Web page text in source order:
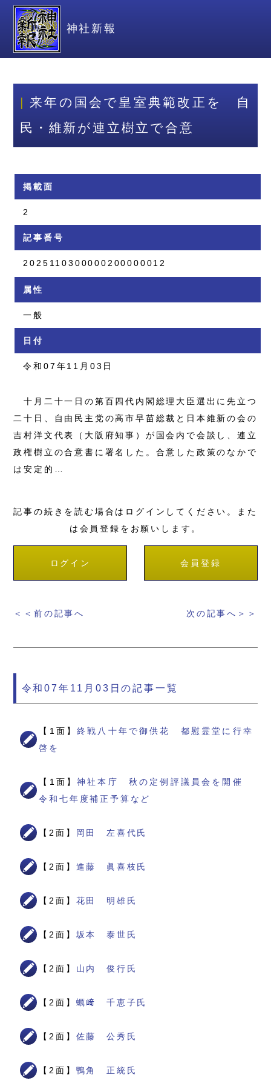
神社新報
来年の国会で皇室典範改正を 自
民・維新が連立樹立で合意
掲載面
2
記事番号
2025110300000200000012
属性
一般
日付
令和07年11月03日
十月二十一日の第百四代内閣総理大臣選出に先立つ
二十日、自由民主党の高市早苗総裁と日本維新の会の
吉村洋文代表（大阪府知事）が国会内で会談し、連立
政権樹立の合意書に署名した。合意した政策のなかで
は安定的…
記事の続きを読む場合はログインしてください。また
は会員登録をお願いします。
ログイン 会員登録
＜＜前の記事へ 次の記事へ＞＞
令和07年11月03日の記事一覧
【1面】終戦八十年で御供花 都慰霊堂に行幸
啓を
【1面】神社本庁 秋の定例評議員会を開催
令和七年度補正予算など
【2面】 岡田 左喜代氏
【2面】 進藤 眞喜枝氏
【2面】 花田 明雄氏
【2面】 坂本 泰世氏
【2面】 山内 俊行氏
【2面】 蠣﨑 千恵子氏
【2面】 佐藤 公秀氏
【2面】 鴨角 正統氏